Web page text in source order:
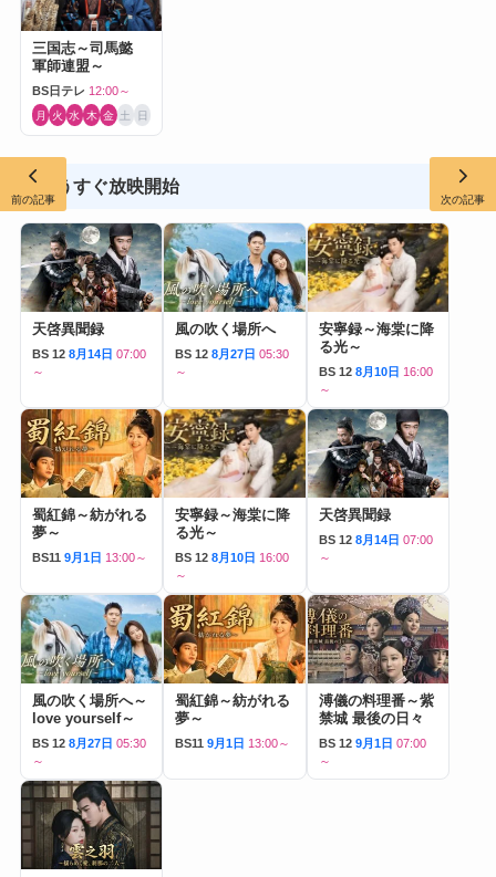
三国志～司馬懿
軍師連盟～
BS日テレ 12:00～
月 火 水 木 金 土 日
もうすぐ放映開始
天啓異聞録
BS 12 8月14日 07:00
～
風の吹く場所へ
BS 12 8月27日 05:30
～
安寧録～海棠に降
る光～
BS 12 8月10日 16:00
～
蜀紅錦～紡がれる
夢～
BS11 9月1日 13:00～
安寧録～海棠に降
る光～
BS 12 8月10日 16:00
～
天啓異聞録
BS 12 8月14日 07:00
～
風の吹く場所へ～
love yourself～
BS 12 8月27日 05:30
～
蜀紅錦～紡がれる
夢～
BS11 9月1日 13:00～
溥儀の料理番～紫
禁城 最後の日々
BS 12 9月1日 07:00
～
前の記事 次の記事